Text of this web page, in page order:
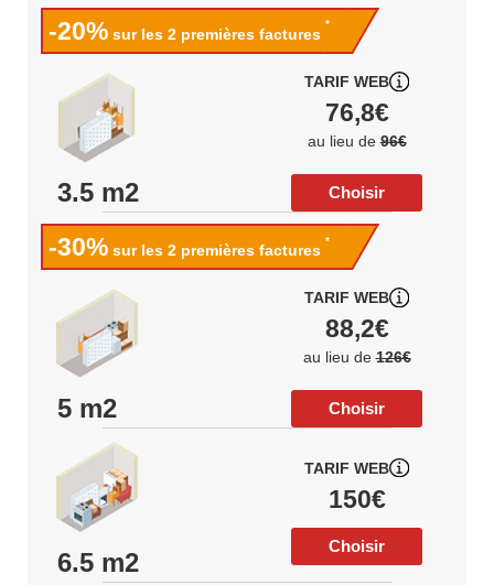
-20% sur les 2 premières factures
*
3.5 m2
TARIF WEB
76,8€
au lieu de96€
Choisir
-30% sur les 2 premières factures
*
5 m2
TARIF WEB
88,2€
au lieu de126€
Choisir
6.5 m2
TARIF WEB
150€
Choisir